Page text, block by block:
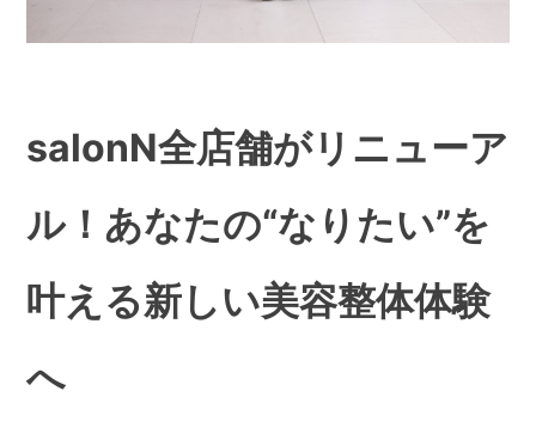
salonN全店舗がリニューア
ル！あなたの“なりたい”を
叶える新しい美容整体体験
へ